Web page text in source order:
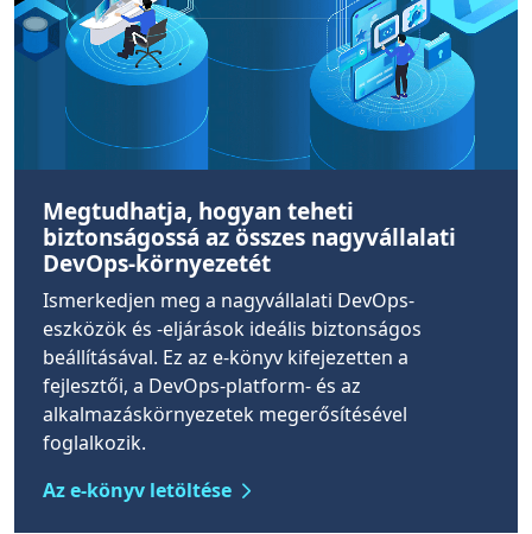
Megtudhatja, hogyan teheti
biztonságossá az összes nagyvállalati
DevOps-környezetét
Ismerkedjen meg a nagyvállalati DevOps-
eszközök és -eljárások ideális biztonságos
beállításával. Ez az e-könyv kifejezetten a
fejlesztői, a DevOps-platform- és az
alkalmazáskörnyezetek megerősítésével
foglalkozik.
Az e-könyv letöltése